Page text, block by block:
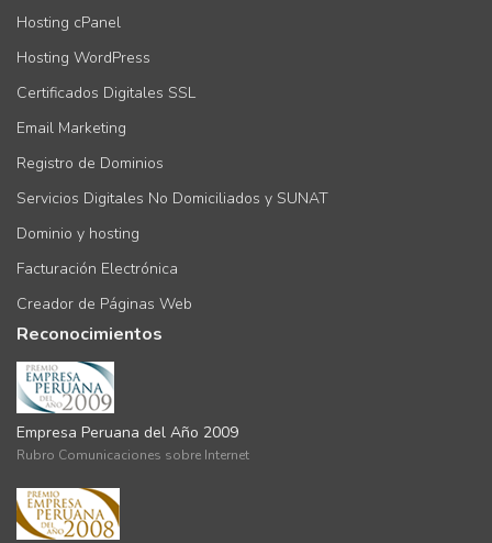
Hosting cPanel
Hosting WordPress
Certificados Digitales SSL
Email Marketing
Registro de Dominios
Servicios Digitales No Domiciliados y SUNAT
Dominio y hosting
Facturación Electrónica
Creador de Páginas Web
Reconocimientos
Empresa Peruana del Año 2009
Rubro Comunicaciones sobre Internet